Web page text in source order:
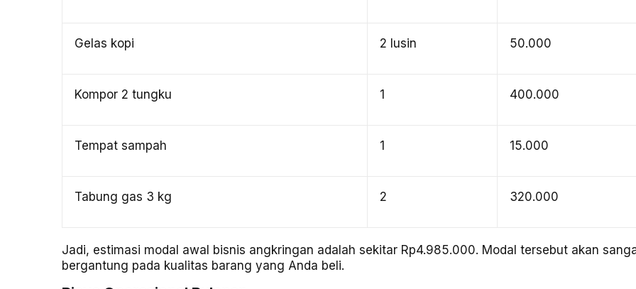
Gelas kopi 2 lusin 50.000
Kompor 2 tungku 1 400.000
Tempat sampah 1 15.000
Tabung gas 3 kg 2 320.000
Jadi, estimasi modal awal bisnis angkringan adalah sekitar Rp4.985.000. Modal tersebut akan
bergantung pada kualitas barang yang Anda beli.